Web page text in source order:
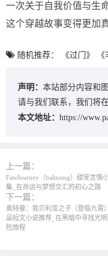
一次关于自我价值与生
这个穿越故事变得更加
随机推荐： 《过门》
声明： 本站部分内容和
请与我们联系，我们将
本文地址： https://
上一篇：
FateJourney（balmung）‌甜宠言情
集‌_在命运与梦想交汇的初心之路
下一篇：
奥特曼：我贝利亚之子（登临九霄
品短文小说推荐_在黑暗中寻找光
险旅程